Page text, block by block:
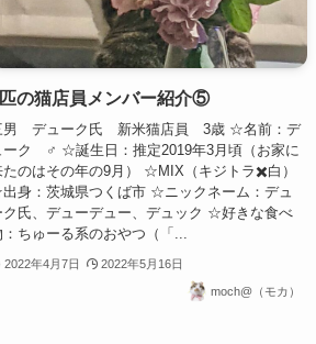
の猫店員メンバー紹介⑤
男 デューク氏 新米猫店員 3歳 ☆名前：デ
ーク ♂ ☆誕生日：推定2019年3月頃（お家に
たのはその年の9月） ☆MIX（キジトラ✖️白）
身：茨城県つくば市 ☆ニックネーム：デュ
ク氏、デューデュー、デュック ☆好きな食べ
：ちゅーる系のおやつ（「...
2022年4月7日 2022年5月16日
moch@（モカ）